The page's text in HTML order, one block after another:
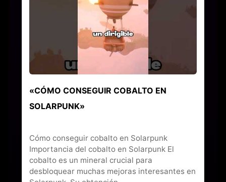
«CÓMO CONSEGUIR COBALTO EN
SOLARPUNK»
Cómo conseguir cobalto en Solarpunk
Importancia del cobalto en Solarpunk El
cobalto es un mineral crucial para
desbloquear muchas mejoras interesantes en